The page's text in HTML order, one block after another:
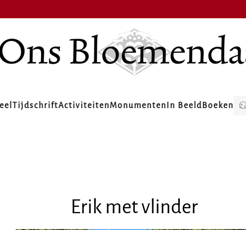
TijdschriftActiviteitenMonumenten In Beeld Boeken
Erik met vlinder